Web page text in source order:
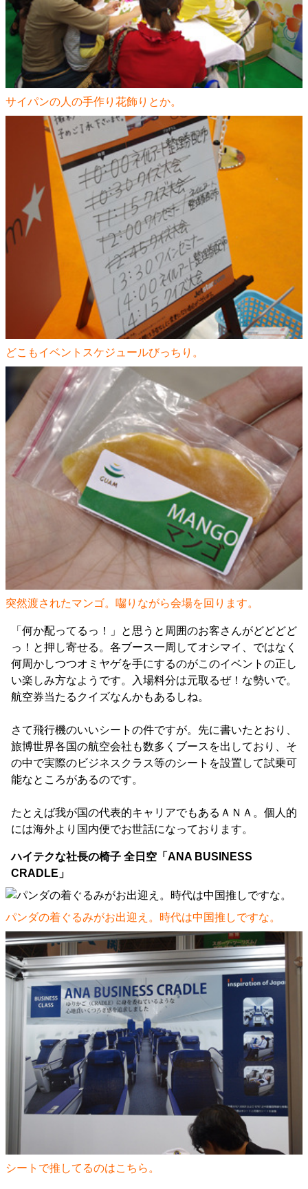
サイパンの人の手作り花飾りとか。
どこもイベントスケジュールびっちり。
突然渡されたマンゴ。囓りながら会場を回ります。
「何か配ってるっ！」と思うと周囲のお客さんがどどどど
っ！と押し寄せる。各ブース一周してオシマイ、ではなく
何周かしつつオミヤゲを手にするのがこのイベントの正し
い楽しみ方なようです。入場料分は元取るぜ！な勢いで。
航空券当たるクイズなんかもあるしね。
さて飛行機のいいシートの件ですが。先に書いたとおり、
旅博世界各国の航空会社も数多くブースを出しており、そ
の中で実際のビジネスクラス等のシートを設置して試乗可
能なところがあるのです。
たとえば我が国の代表的キャリアでもあるＡＮＡ。個人的
には海外より国内便でお世話になっております。
ハイテクな社長の椅子 全日空「ANA BUSINESS
CRADLE」
パンダの着ぐるみがお出迎え。時代は中国推しですな。
シートで推してるのはこちら。